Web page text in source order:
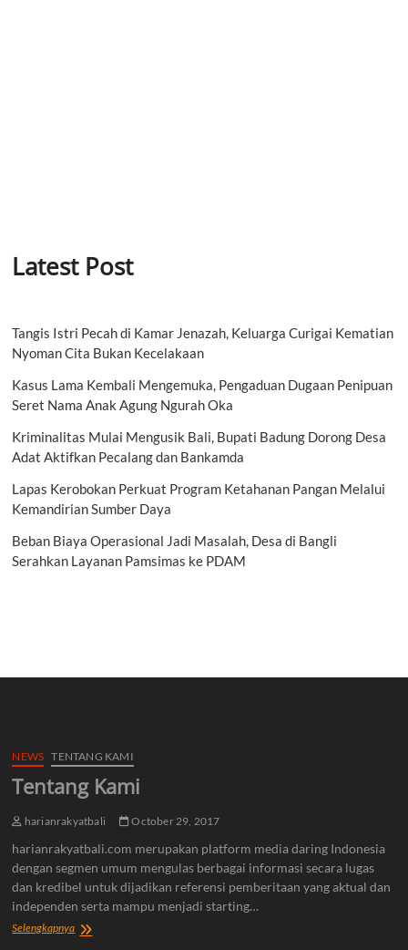
Latest Post
Tangis Istri Pecah di Kamar Jenazah, Keluarga Curigai Kematian
Nyoman Cita Bukan Kecelakaan
Kasus Lama Kembali Mengemuka, Pengaduan Dugaan Penipuan
Seret Nama Anak Agung Ngurah Oka
Kriminalitas Mulai Mengusik Bali, Bupati Badung Dorong Desa
Adat Aktifkan Pecalang dan Bankamda
Lapas Kerobokan Perkuat Program Ketahanan Pangan Melalui
Kemandirian Sumber Daya
Beban Biaya Operasional Jadi Masalah, Desa di Bangli
Serahkan Layanan Pamsimas ke PDAM
NEWS TENTANG KAMI
Tentang Kami
harianrakyatbali October 29, 2017
harianrakyatbali.com merupakan platform media daring Indonesia
dengan segmen umum mengulas berbagai informasi secara lugas
dan kredibel untuk dijadikan referensi pemberitaan yang aktual dan
independen serta mampu menjadi starting…
SelengkapnyaTentang